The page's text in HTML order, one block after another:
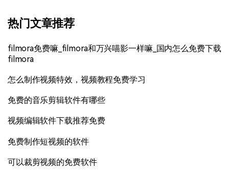
热门文章推荐
filmora免费嘛_filmora和万兴喵影一样嘛_国内怎么免费下载
filmora
怎么制作视频特效，视频教程免费学习
免费的音乐剪辑软件有哪些
视频编辑软件下载推荐免费
免费制作短视频的软件
可以裁剪视频的免费软件